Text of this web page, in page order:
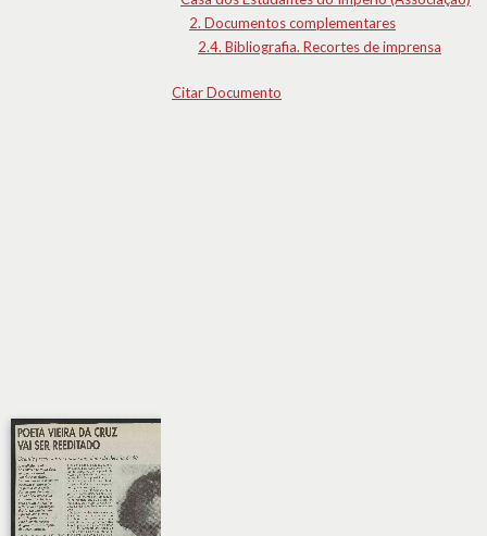
2. Documentos complementares
2.4. Bibliografia. Recortes de imprensa
Citar Documento